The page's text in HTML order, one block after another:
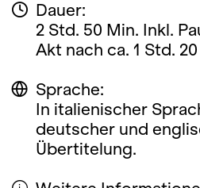
Dauer:
2 Std. 50 Min. Inkl.
Akt nach ca. 1 Std.
Sprache:
In italienischer
deutscher und
Übertitelung.